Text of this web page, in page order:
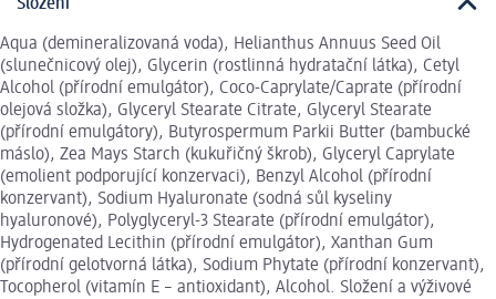
Složení
Aqua (demineralizovaná voda), Helianthus Annuus Seed Oil
(slunečnicový olej), Glycerin (rostlinná hydratační látka), Cetyl
Alcohol (přírodní emulgátor), Coco-Caprylate/Caprate (přírodní
olejová složka), Glyceryl Stearate Citrate, Glyceryl Stearate
(přírodní emulgátory), Butyrospermum Parkii Butter (bambucké
máslo), Zea Mays Starch (kukuřičný škrob), Glyceryl Caprylate
(emolient podporující konzervaci), Benzyl Alcohol (přírodní
konzervant), Sodium Hyaluronate (sodná sůl kyseliny
hyaluronové), Polyglyceryl-3 Stearate (přírodní emulgátor),
Hydrogenated Lecithin (přírodní emulgátor), Xanthan Gum
(přírodní gelotvorná látka), Sodium Phytate (přírodní konzervant),
Tocopherol (vitamín E – antioxidant), Alcohol. Složení a výživové